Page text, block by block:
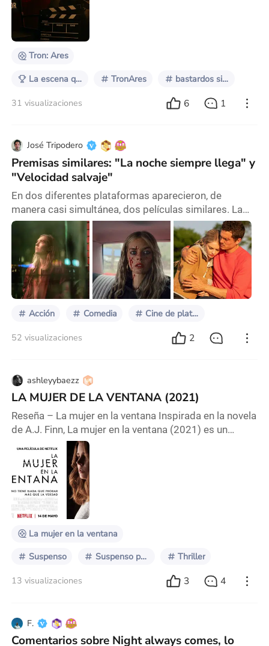
excelentes series y películas que merecen
comentario. Una de ellas, , se estrena próximamente
en Colombia, y he tomado la decisión consciente de
Tron: Ares
La escena que define a un director TronAres bastardos sin gloria
31 visualizaciones 6 1
José Tripodero
Premisas similares: "La noche siempre llega" y
"Velocidad salvaje"
En dos diferentes plataformas aparecieron, de
manera casi simultánea, dos películas similares. La
primera es La noche siempre llega (Night Always
Comes, 2025) de Benjamin Caron, que tiene como
protagonista a Vanessa Kirby, en la piel de Lynette, a
quien la seguimos durante una jornada crucial en su
vida: cerrar una transacción inmobiliaria que le
permitirá ser dueña de la casa que alquila, junto a
Acción Comedia Cine de plataformas
52 visualizaciones 2
ashleyybaezz
LA MUJER DE LA VENTANA (2021)
Reseña – La mujer en la ventana Inspirada en la novela
de A.J. Finn, La mujer en la ventana (2021) es un
thriller psicológico cargado de tensión y misterio. La
trama sigue a Anna Fox, una mujer que vive aislada en
su casa por causa de la agorafobia, y cuya única
conexión con el mundo exterior es observar a sus
vecinos a través de la ventana. Su vida cambia
radicalmente cuando presencia lo que pare
La mujer en la ventana
Suspenso Suspenso psicológico Thriller
13 visualizaciones 3 4
F.
Comentarios sobre Night always comes, lo